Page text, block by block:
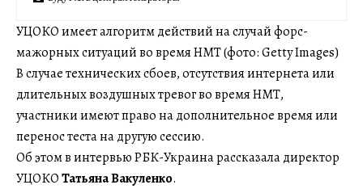
УЦОКО имеет алгоритм действий на случай форс-
мажорных ситуаций во время НМТ (фото: Getty Images)
В случае технических сбоев, отсутствия интернета или
длительных воздушных тревог во время НМТ,
участники имеют право на дополнительное время или
перенос теста на другую сессию.
Об этом в интервью РБК-Украина рассказала директор
УЦОКОТатьяна Вакуленко.